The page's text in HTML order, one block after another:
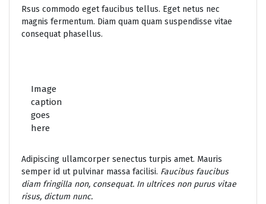
Rsus commodo eget faucibus tellus. Eget netus nec
magnis fermentum. Diam quam quam suspendisse vitae
consequat phasellus.
Image
caption
goes
here
Adipiscing ullamcorper senectus turpis amet. Mauris
semper id ut pulvinar massa facilisi. Faucibus faucibus
diam fringilla non, consequat. In ultrices non purus vitae
risus, dictum nunc.